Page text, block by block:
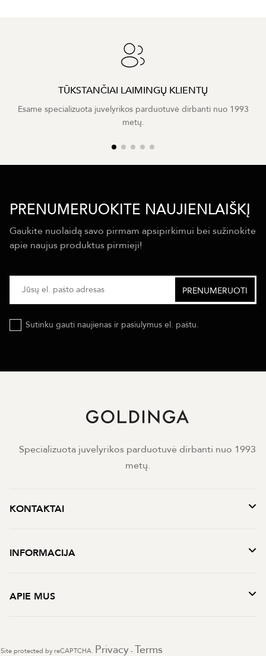
TŪKSTANČIAI LAIMINGŲ KLIENTŲ
Esame specializuota juvelyrikos parduotuvė dirbanti nuo 1993
metų.
PRENUMERUOKITE NAUJIENLAIŠKĮ
Gaukite nuolaidą savo pirmam apsipirkimui bei sužinokite
apie naujus produktus pirmieji!
Sutinku gauti naujienas ir pasiulymus el. paštu.
Specializuota juvelyrikos parduotuvė dirbanti nuo 1993
metų.
KONTAKTAI
INFORMACIJA
APIE MUS
Site protected by reCAPTCHA. Privacy - Terms